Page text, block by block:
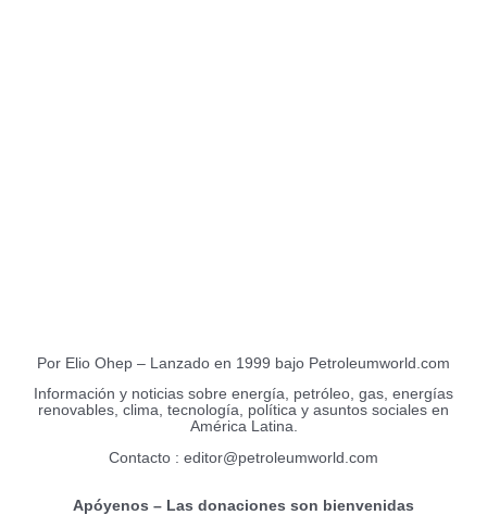
Por Elio Ohep – Lanzado en 1999 bajo Petroleumworld.com
Información y noticias sobre energía, petróleo, gas, energías
renovables, clima, tecnología, política y asuntos sociales en
América Latina.
Contacto : editor@petroleumworld.com
Apóyenos – Las donaciones son bienvenidas